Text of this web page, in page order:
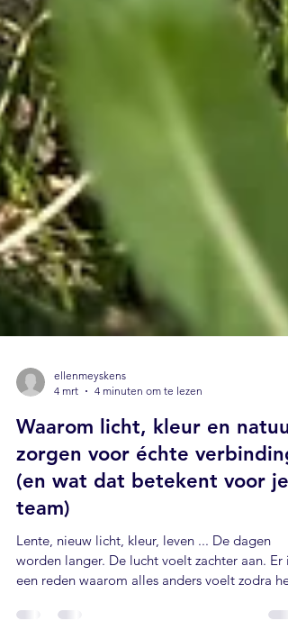
ellenmeyskens
4 minuten om te lezen
Waarom licht, kleur en natuur
zorgen voor échte verbinding
(en wat dat betekent voor je
team)
Lente, nieuw licht, kleur, leven ... De dagen